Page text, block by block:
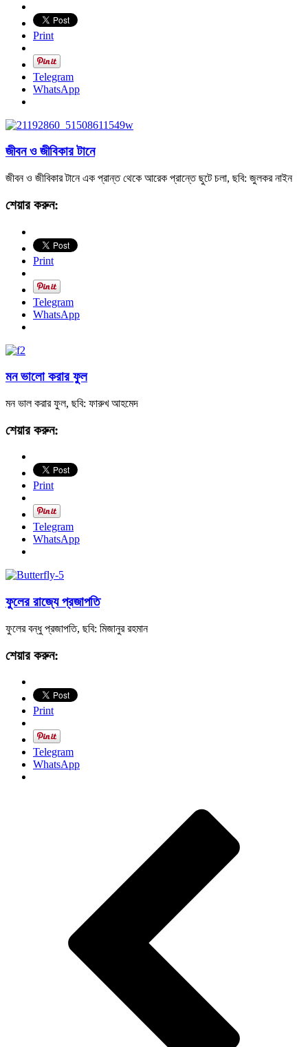
Print
Telegram
WhatsApp
জীবন ও জীবিকার টানে
জীবন ও জীবিকার টানে এক প্রান্ত থেকে আরেক প্রান্তে ছুটে চলা, ছবি: জুলকর নাইন
শেয়ার করুন:
Print
Telegram
WhatsApp
মন ভালো করার ফুল
মন ভাল করার ফুল, ছবি: ফারুখ আহমেদ
শেয়ার করুন:
Print
Telegram
WhatsApp
ফুলের রাজ্যে প্রজাপতি
ফুলের বন্ধু প্রজাপতি, ছবি: মিজানুর রহমান
শেয়ার করুন:
Print
Telegram
WhatsApp